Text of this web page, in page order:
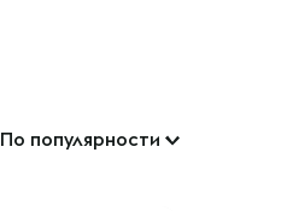
По популярности